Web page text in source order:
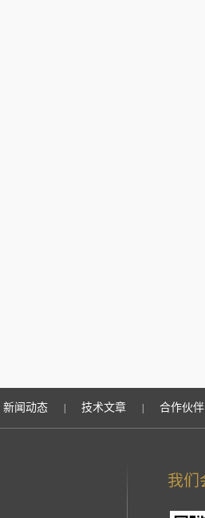
新闻动态 技术文章 合作伙伴